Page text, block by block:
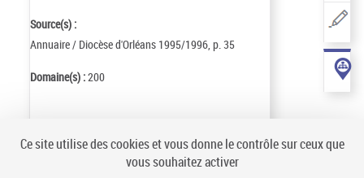
Source(s) :
Annuaire / Diocèse d'Orléans 1995/1996, p. 35
Domaine(s) :200
Notice n° :FRBNF15012536
Mise à jour :05/10/18
Ce site utilise des cookies et vous donne le contrôle sur ceux que
vous souhaitez activer